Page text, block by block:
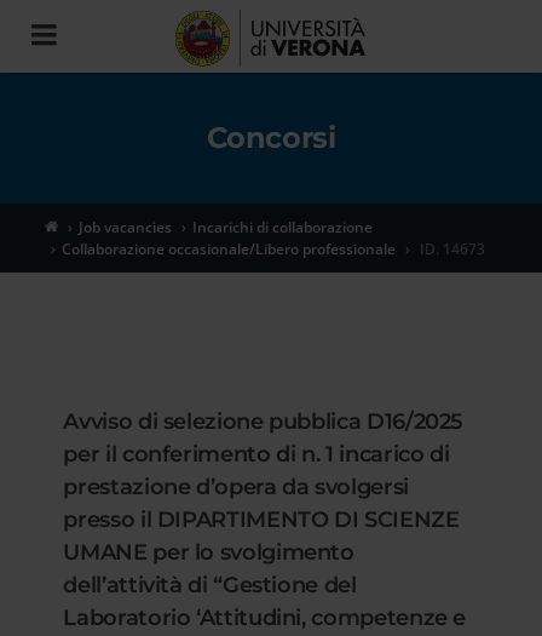
Toggle
navigation
Concorsi
Job vacancies
Incarichi di collaborazione
Collaborazione occasionale/Libero professionale
ID. 14673
Avviso di selezione pubblica D16/2025
per il conferimento di n. 1 incarico di
prestazione d’opera da svolgersi
presso il DIPARTIMENTO DI SCIENZE
UMANE per lo svolgimento
dell’attività di “Gestione del
Laboratorio ‘Attitudini, competenze e